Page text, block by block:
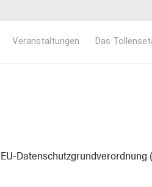
Veranstaltungen Das
Datenschutzgrundverordnung